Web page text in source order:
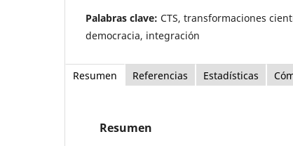
Palabras clave: CTS, transformaciones
democracia, integración
Resumen Referencias Estadísticas
Resumen